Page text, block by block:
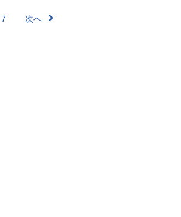
7 次へ